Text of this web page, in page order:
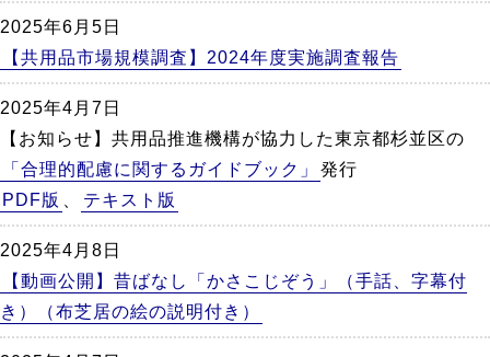
2025年6月5日
【共用品市場規模調査】2024年度実施調査報告
2025年4月7日
【お知らせ】共用品推進機構が協力した東京都杉並区の
「合理的配慮に関するガイドブック」
発行
PDF版
テキスト版
2025年4月8日
【動画公開】昔ばなし「かさこじぞう」（手話、字幕付
き）（布芝居の絵の説明付き）